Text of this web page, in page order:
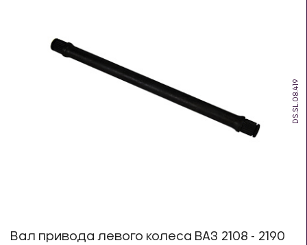
DS.SL.08.419
Вал привода левого колеса ВАЗ 2108 - 2190